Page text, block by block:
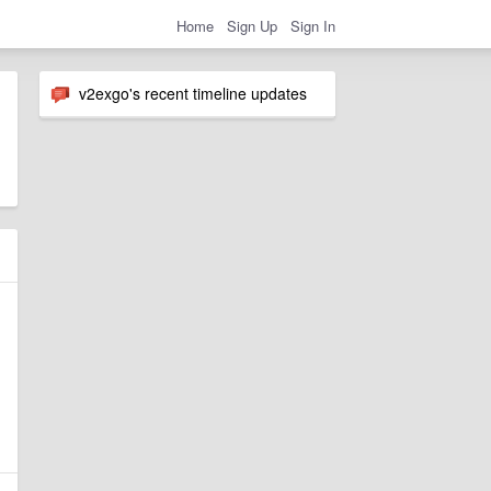
Home Sign Up Sign In
v2exgo's recent timeline updates